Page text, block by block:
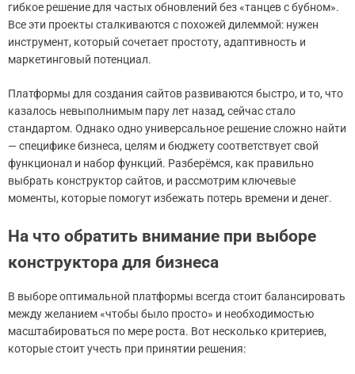
гибкое решение для частых обновлений без «танцев с бубном».
Все эти проекты сталкиваются с похожей дилеммой: нужен
инструмент, который сочетает простоту, адаптивность и
маркетинговый потенциал.
Платформы для создания сайтов развиваются быстро, и то, что
казалось невыполнимым пару лет назад, сейчас стало
стандартом. Однако одно универсальное решение сложно найти
— специфике бизнеса, целям и бюджету соответствует свой
функционал и набор функций. Разберёмся, как правильно
выбрать конструктор сайтов, и рассмотрим ключевые
моменты, которые помогут избежать потерь времени и денег.
На что обратить внимание при выборе
конструктора для бизнеса
В выборе оптимальной платформы всегда стоит балансировать
между желанием «чтобы было просто» и необходимостью
масштабироваться по мере роста. Вот несколько критериев,
которые стоит учесть при принятии решения: